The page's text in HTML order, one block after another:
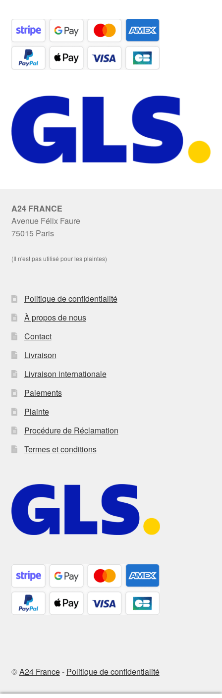
A24 FRANCE
Avenue Félix Faure
75015 Paris
(Il n'est pas utilisé pour les plaintes)
Politique de confidentialité
À propos de nous
Contact
Livraison
Livraison internationale
Paiements
Plainte
Procédure de Réclamation
Termes et conditions
©A24 France- Politique de confidentialité